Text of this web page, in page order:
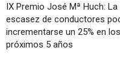
IX Premio José Mª Huch: La
escasez de conductores
incrementarse un 25% en los
próximos 5 años